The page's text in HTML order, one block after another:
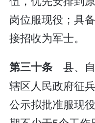
岗位服现役；具
接招收为军士。
第三十条 县、
辖区人民政府征
公示拟批准服现